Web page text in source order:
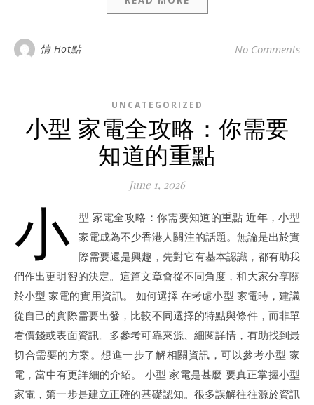
情 Hot點 No Comments
UNCATEGORIZED
小型 家電全攻略：你需要
知道的重點
June 1, 2026
小 型 家電全攻略：你需要知道的重點 近年，小型
家電成為不少香港人關注的話題。無論是出於實
際需要還是興趣，先對它有基本認識，都有助我
們作出更明智的決定。這篇文章會從不同角度，和大家分享關
於小型 家電的實用資訊。 如何選擇 在考慮小型 家電時，建議
從自己的實際需要出發，比較不同選擇的特點與條件，而非單
看價錢或表面資訊。多參考可靠來源、細閱詳情，有助找到最
切合需要的方案。想進一步了解相關資訊，可以參考小型 家
電，當中有更詳細的介紹。 小型 家電是甚麼 要真正掌握小型
家電，第一步是建立正確的基礎認知。很多誤解往往源於資訊